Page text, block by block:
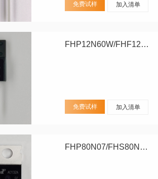
免费试样 加入清单
FHP12N60W/FHF12N60W
免费试样 加入清单
FHP80N07/FHS80N07/FHD80N07